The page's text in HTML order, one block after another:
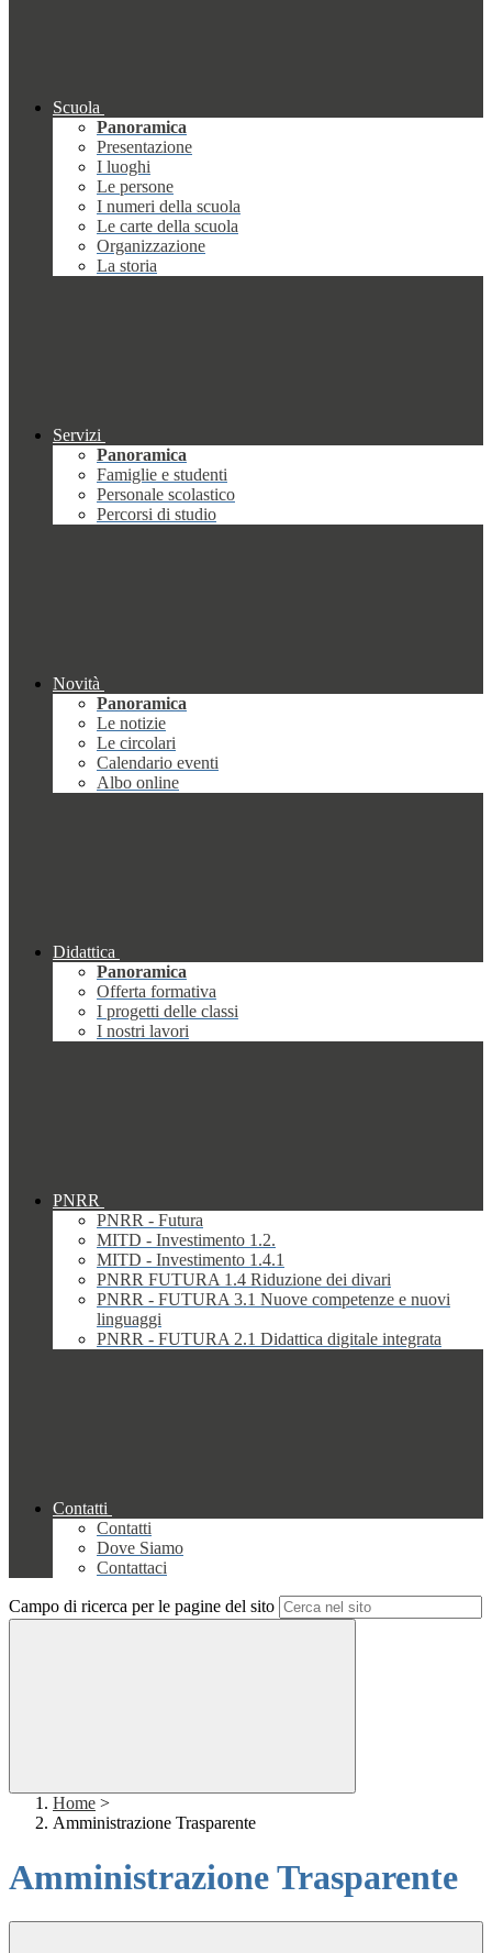
Scuola
Panoramica
Presentazione
I luoghi
Le persone
I numeri della scuola
Le carte della scuola
Organizzazione
La storia
Servizi
Panoramica
Famiglie e studenti
Personale scolastico
Percorsi di studio
Novità
Panoramica
Le notizie
Le circolari
Calendario eventi
Albo online
Didattica
Panoramica
Offerta formativa
I progetti delle classi
I nostri lavori
PNRR
PNRR - Futura
MITD - Investimento 1.2.
MITD - Investimento 1.4.1
PNRR FUTURA 1.4 Riduzione dei divari
PNRR - FUTURA 3.1 Nuove competenze e nuovi
linguaggi
PNRR - FUTURA 2.1 Didattica digitale integrata
Contatti
Contatti
Dove Siamo
Contattaci
Campo di ricerca per le pagine del sito
Home >
Amministrazione Trasparente
Amministrazione Trasparente